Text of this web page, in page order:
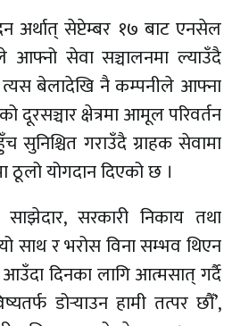
सेप्टेम्बर १७ बाट एनसेल
आफ्नो सेवा सञ्चालनमा ल्याउँदै
त्यस बेलादेखि नै कम्पनीले आफ्ना
दूरसञ्चार क्षेत्रमा आमूल परिवर्तन
सुनिश्चित गराउँदै ग्राहक सेवामा
ठूलो योगदान दिएको छ ।
साझेदार, सरकारी निकाय तथा
साथ र भरोस विना सम्भव थिएन
दिनका लागि आत्मसात् गर्दै
डोर्‍याउन हामी तत्पर छौँ’,